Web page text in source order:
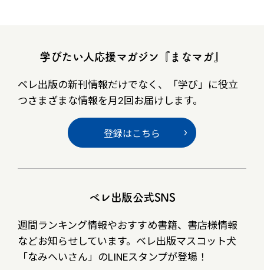
学びたい人応援マガジン『まなマガ』
ベレ出版の新刊情報だけでなく、
「学び」に役立
つさまざまな情報を月2回お届けします。
登録はこちら
ベレ出版公式SNS
週間ランキング情報やおすすめ書籍、書店様情報
などお知らせしています。ベレ出版マスコット犬
「なみへいさん」のLINEスタンプが登場！